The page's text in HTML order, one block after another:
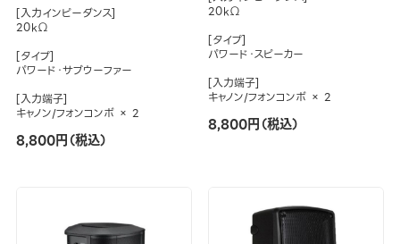
[入力インピーダンス]
20kΩ
[タイプ]
パワード・サブウーファー
[入力端子]
キャノン/フォンコンボ × 2
8,800円（税込）
20kΩ
[タイプ]
パワード・スピーカー
[入力端子]
キャノン/フォンコンボ × 2
8,800円（税込）